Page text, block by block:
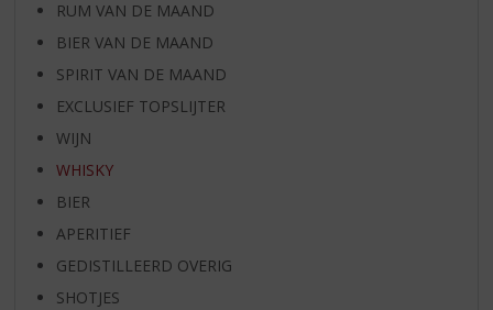
RUM VAN DE MAAND
BIER VAN DE MAAND
SPIRIT VAN DE MAAND
EXCLUSIEF TOPSLIJTER
WIJN
WHISKY
BIER
APERITIEF
GEDISTILLEERD OVERIG
SHOTJES